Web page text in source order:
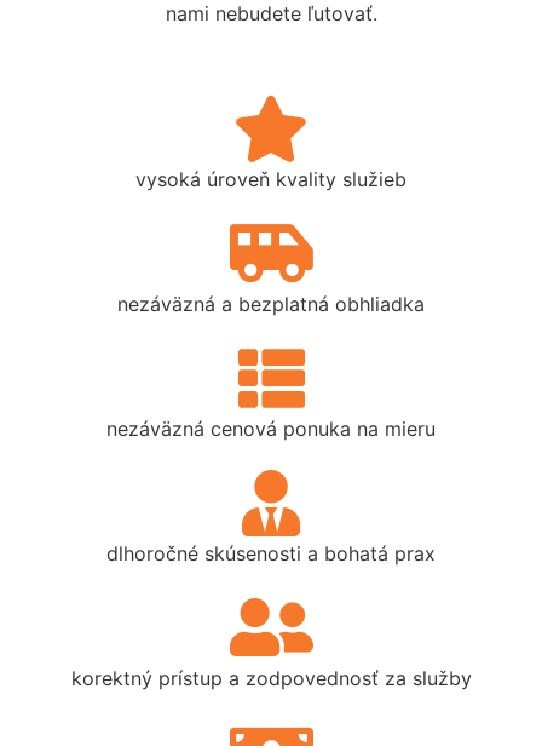
nami nebudete ľutovať.
vysoká úroveň kvality služieb
nezáväzná a bezplatná obhliadka
nezáväzná cenová ponuka na mieru
dlhoročné skúsenosti a bohatá prax
korektný prístup a zodpovednosť za služby